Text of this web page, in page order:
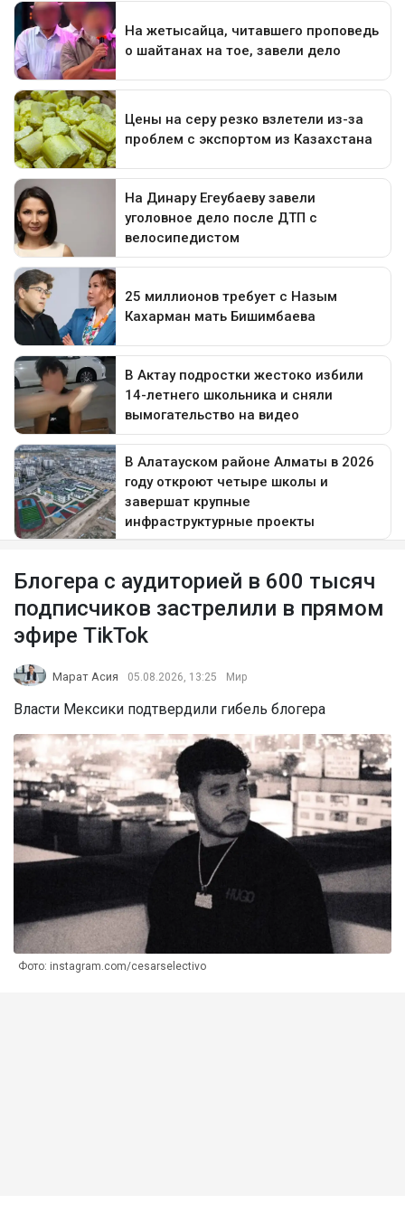
Блогера с аудиторией в 600 тысяч
подписчиков застрелили в прямом
эфире TikTok
Марат Асия 05.08.2026, 13:25 Мир
Власти Мексики подтвердили гибель блогера
Фото: instagram.com/cesarselectivo